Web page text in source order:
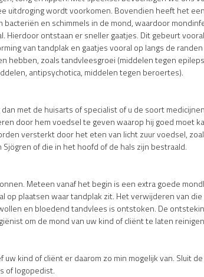
uitdroging wordt voorkomen. Bovendien heeft het
en schimmels in de mond, waardoor
ontstaan er sneller gaatjes. Dit gebeurt
van tandplak en gaatjes vooral op langs de
zoals tandvleesgroei (middelen tegen
antipsychotica, middelen tegen beroertes).
met de huisarts of specialist of u de soort
door hem voedsel te geven waarop hij goed moet
versterkt door het eten van licht zuur voedsel,
of die in het hoofd of de hals zijn bestraald.
Meteen vanaf het begin is een extra goede
plaatsen waar tandplak zit. Het verwijderen van
en bloedend tandvlees is ontstoken. De
om de mond van uw kind of cliënt te laten
kind of cliënt er daarom zo min mogelijk van. Sluit
of logopedist.